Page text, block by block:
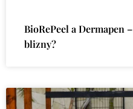
BioRePeel a Dermapen
blizny?